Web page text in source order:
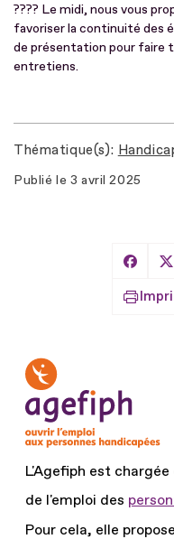
???? Le midi, nous vous
favoriser la continuité des
de présentation pour faire
entretiens.
Thématique(s)
Publié le 3 avril 2025
L'Agefiph est
de l'emploi des
Pour cela, elle